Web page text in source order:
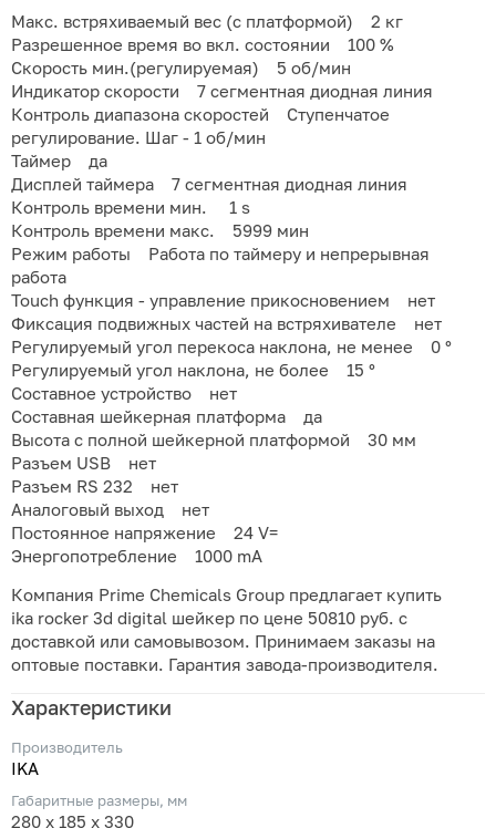
Макс. встряхиваемый вес (с платформой) 2 кг
Разрешенное время во вкл. состоянии 100 %
Скорость мин.(регулируемая) 5 об/мин
Индикатор скорости 7 сегментная диодная линия
Контроль диапазона скоростей Ступенчатое
регулирование. Шаг - 1 об/мин
Таймер да
Дисплей таймера 7 сегментная диодная линия
Контроль времени мин. 1 s
Контроль времени макс. 5999 мин
Режим работы Работа по таймеру и непрерывная
работа
Touch функция - управление прикосновением нет
Фиксация подвижных частей на встряхивателе нет
Регулируемый угол перекоса наклона, не менее 0 °
Регулируемый угол наклона, не более 15 °
Составное устройство нет
Составная шейкерная платформа да
Высота с полной шейкерной платформой 30 мм
Разъем USB нет
Разъем RS 232 нет
Аналоговый выход нет
Постоянное напряжение 24 V=
Энергопотребление 1000 mA
Компания Prime Chemicals Group предлагает купить
ika rockеr 3d digital шейкер по цене 50810 руб. с
доставкой или самовывозом. Принимаем заказы на
оптовые поставки. Гарантия завода-производителя.
Характеристики
Производитель
IKA
Габаритные размеры, мм
280 x 185 x 330